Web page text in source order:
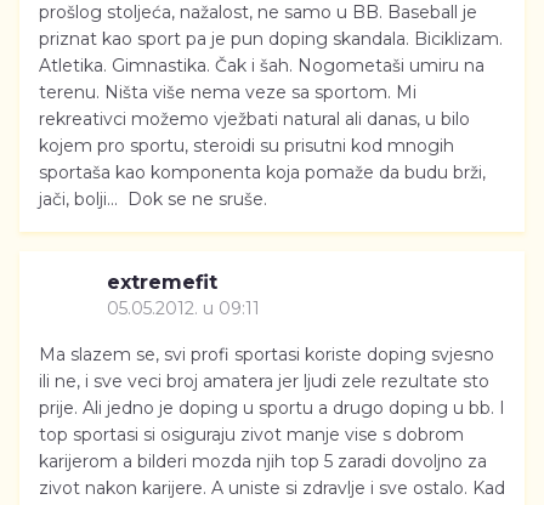
prošlog stoljeća, nažalost, ne samo u BB. Baseball je
priznat kao sport pa je pun doping skandala. Biciklizam.
Atletika. Gimnastika. Čak i šah. Nogometaši umiru na
terenu. Ništa više nema veze sa sportom. Mi
rekreativci možemo vježbati natural ali danas, u bilo
kojem pro sportu, steroidi su prisutni kod mnogih
sportaša kao komponenta koja pomaže da budu brži,
jači, bolji... Dok se ne sruše.
extremefit
05.05.2012. u 09:11
Ma slazem se, svi profi sportasi koriste doping svjesno
ili ne, i sve veci broj amatera jer ljudi zele rezultate sto
prije. Ali jedno je doping u sportu a drugo doping u bb. I
top sportasi si osiguraju zivot manje vise s dobrom
karijerom a bilderi mozda njih top 5 zaradi dovoljno za
zivot nakon karijere. A uniste si zdravlje i sve ostalo. Kad